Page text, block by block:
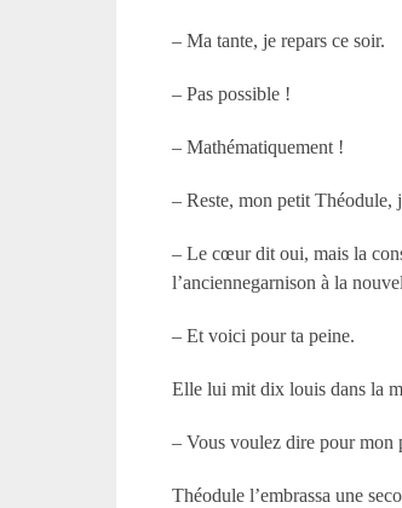
– Ma tante, je repars ce soir.
– Pas possible !
– Mathématiquement !
– Reste, mon petit Théodule,
– Le cœur dit oui, mais la
l’anciennegarnison à la
– Et voici pour ta peine.
Elle lui mit dix louis dans la
– Vous voulez dire pour mon
Théodule l’embrassa une